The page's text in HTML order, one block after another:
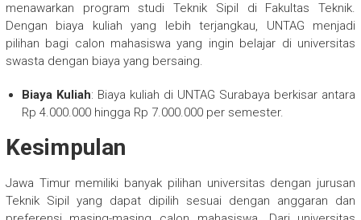
menawarkan program studi Teknik Sipil di Fakultas Teknik.
Dengan biaya kuliah yang lebih terjangkau, UNTAG menjadi
pilihan bagi calon mahasiswa yang ingin belajar di universitas
swasta dengan biaya yang bersaing.
Biaya Kuliah: Biaya kuliah di UNTAG Surabaya berkisar antara
Rp 4.000.000 hingga Rp 7.000.000 per semester.
Kesimpulan
Jawa Timur memiliki banyak pilihan universitas dengan jurusan
Teknik Sipil yang dapat dipilih sesuai dengan anggaran dan